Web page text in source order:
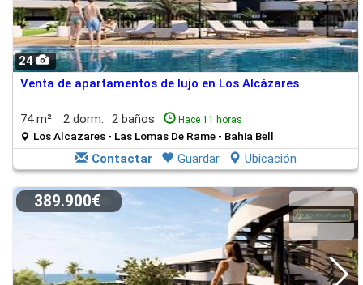
24
Venta de apartamentos de lujo en Los Alcázares
74 m² 2 dorm. 2 baños Hace 11 horas
Los Alcazares - Las Lomas De Rame - Bahia Bell
Contactar Guardar Ubicación
389.900€